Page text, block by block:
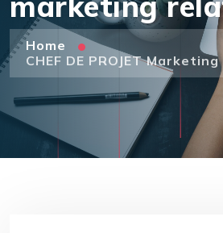
Home
CHEF DE PROJET